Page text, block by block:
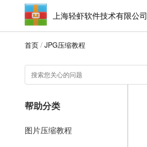
上海轻虾软件技术有限公司
首页 / JPG压缩教程
帮助分类
图片压缩教程